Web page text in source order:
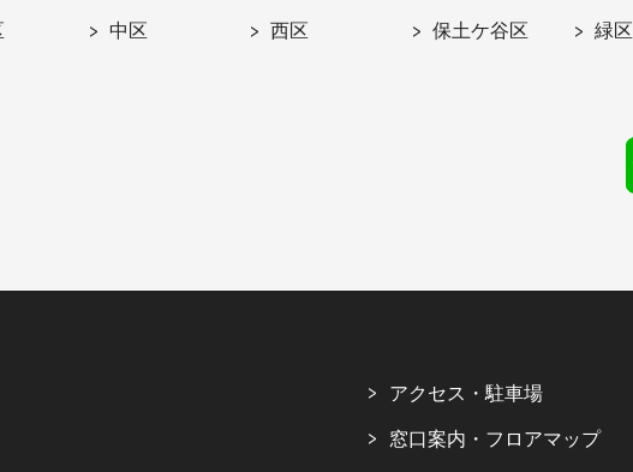
中区 西区 保土ケ谷区 緑区
アクセス・駐車場
窓口案内・フロアマップ